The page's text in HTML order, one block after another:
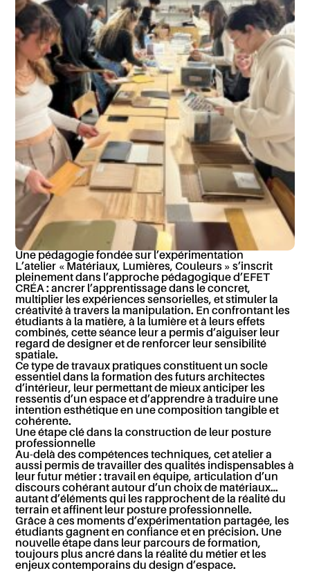
Une pédagogie fondée sur l’expérimentation
L’atelier « Matériaux, Lumières, Couleurs » s’inscrit
pleinement dans l’approche pédagogique d’EFET
CRÉA : ancrer l’apprentissage dans le concret,
multiplier les expériences sensorielles, et stimuler la
créativité à travers la manipulation. En confrontant les
étudiants à la matière, à la lumière et à leurs effets
combinés, cette séance leur a permis d’aiguiser leur
regard de designer et de renforcer leur sensibilité
spatiale.
Ce type de travaux pratiques constituent un socle
essentiel dans la formation des futurs architectes
d’intérieur, leur permettant de mieux anticiper les
ressentis d’un espace et d’apprendre à traduire une
intention esthétique en une composition tangible et
cohérente.
Une étape clé dans la construction de leur posture
professionnelle
Au-delà des compétences techniques, cet atelier a
aussi permis de travailler des qualités indispensables à
leur futur métier : travail en équipe, articulation d’un
discours cohérant autour d’un choix de matériaux…
autant d’éléments qui les rapprochent de la réalité du
terrain et affinent leur posture professionnelle.
Grâce à ces moments d’expérimentation partagée, les
étudiants gagnent en confiance et en précision. Une
nouvelle étape dans leur parcours de formation,
toujours plus ancré dans la réalité du métier et les
enjeux contemporains du design d’espace.